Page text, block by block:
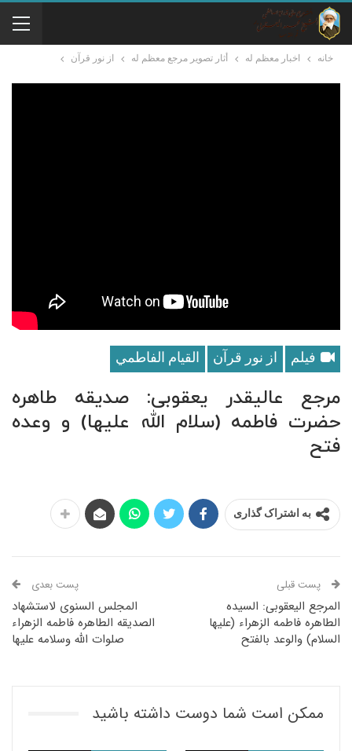
خانه اخبار معظم له أثار تصوير مرجع معظم له از نور قرآن
فیلم از نور قرآن القيام الفاطمي
مرجع عالیقدر یعقوبی: صدیقه طاهره
حضرت فاطمه (سلام‌ الله‌ علیها) و وعده
فتح
به اشتراک گذاری
پست قبلی
المرجع الیعقوبی: السیده
الطاهره فاطمه الزهراء (علیها
السلام) والوعد بالفتح
پست بعدی
المجلس السنوی لاستشهاد
الصدیقه الطاهره فاطمه الزهراء
صلوات الله وسلامه علیها
ممکن است شما دوست داشته باشید